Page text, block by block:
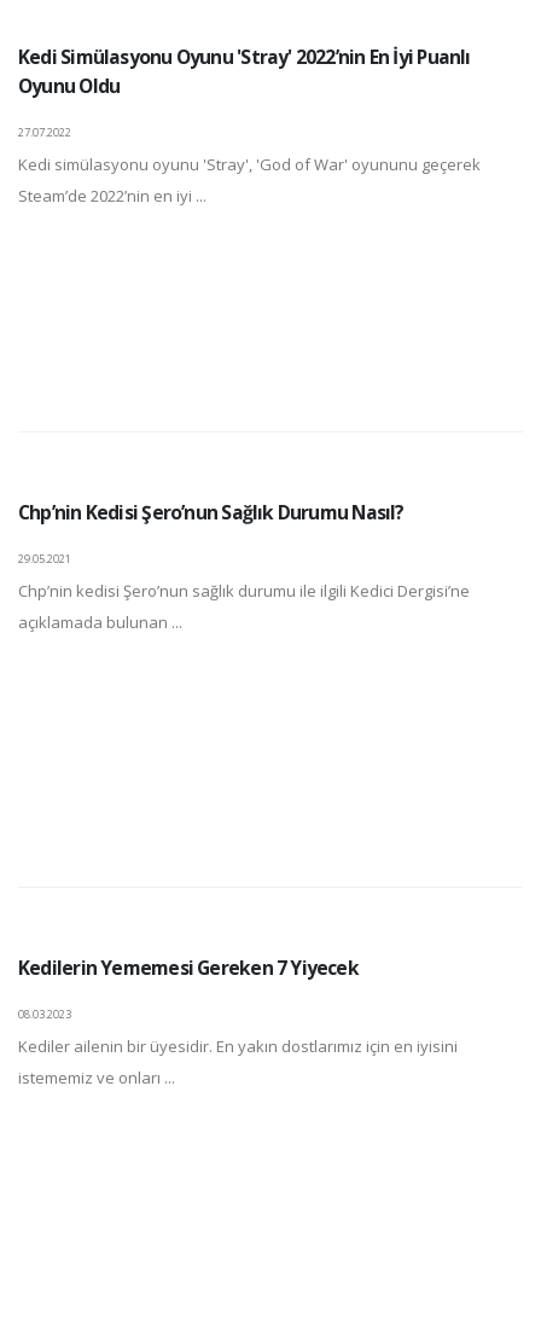
Kedi Simülasyonu Oyunu 'Stray' 2022’nin En İyi Puanlı
Oyunu Oldu
27.07.2022
Kedi simülasyonu oyunu 'Stray', 'God of War' oyununu geçerek
Steam’de 2022’nin en iyi ...
Chp’nin Kedisi Şero’nun Sağlık Durumu Nasıl?
29.05.2021
Chp’nin kedisi Şero’nun sağlık durumu ile ilgili Kedici Dergisi’ne
açıklamada bulunan ...
Kedilerin Yememesi Gereken 7 Yiyecek
08.03.2023
Kediler ailenin bir üyesidir. En yakın dostlarımız için en iyisini
istememiz ve onları ...